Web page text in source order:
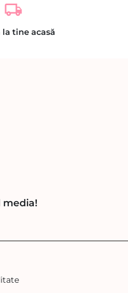
local_shipping
la tine acasă
media!